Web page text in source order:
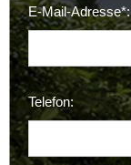
E-Mail-Adresse*:
Telefon: